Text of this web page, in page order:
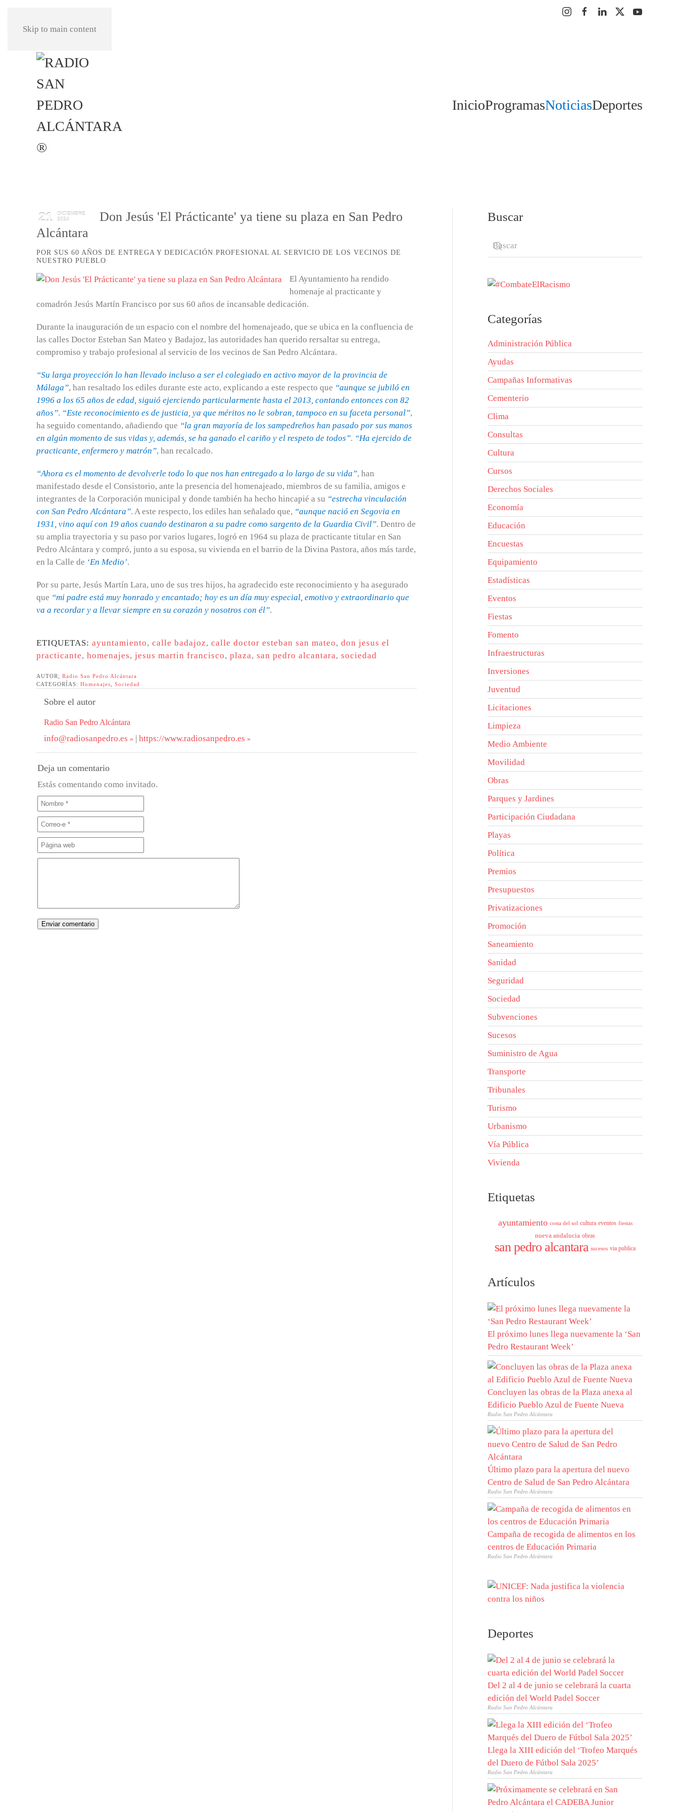
Skip to main content
InicioProgramasNoticiasDeportes
21
DICIEMBRE
2024
Don Jesús 'El Prácticante' ya tiene su plaza en San Pedro
Alcántara
POR SUS 60 AÑOS DE ENTREGA Y DEDICACIÓN PROFESIONAL AL SERVICIO DE LOS VECINOS DE
NUESTRO PUEBLO
El Ayuntamiento ha rendido
homenaje al practicante y
comadrón Jesús Martín Francisco por sus 60 años de incansable dedicación.
Durante la inauguración de un espacio con el nombre del homenajeado, que se ubica en la confluencia de
las calles Doctor Esteban San Mateo y Badajoz, las autoridades han querido rersaltar su entrega,
compromiso y trabajo profesional al servicio de los vecinos de San Pedro Alcántara.
“Su larga proyección lo han llevado incluso a ser el colegiado en activo mayor de la provincia de
Málaga”, han resaltado los ediles durante este acto, explicando a este respecto que “aunque se jubiló en
1996 a los 65 años de edad, siguió ejerciendo particularmente hasta el 2013, contando entonces con 82
años”. “Este reconocimiento es de justicia, ya que méritos no le sobran, tampoco en su faceta personal”,
ha seguido comentando, añadiendo que “la gran mayoría de los sampedreños han pasado por sus manos
en algún momento de sus vidas y, además, se ha ganado el cariño y el respeto de todos”. “Ha ejercido de
practicante, enfermero y matrón”, han recalcado.
“Ahora es el momento de devolverle todo lo que nos han entregado a lo largo de su vida”, han
manifestado desde el Consistorio, ante la presencia del homenajeado, miembros de su familia, amigos e
integrantes de la Corporación municipal y donde también ha hecho hincapié a su “estrecha vinculación
con San Pedro Alcántara”. A este respecto, los ediles han señalado que, “aunque nació en Segovia en
1931, vino aquí con 19 años cuando destinaron a su padre como sargento de la Guardia Civil”. Dentro de
su amplia trayectoria y su paso por varios lugares, logró en 1964 su plaza de practicante titular en San
Pedro Alcántara y compró, junto a su esposa, su vivienda en el barrio de la Divina Pastora, años más tarde,
en la Calle de ‘En Medio’.
Por su parte, Jesús Martín Lara, uno de sus tres hijos, ha agradecido este reconocimiento y ha asegurado
que “mi padre está muy honrado y encantado; hoy es un día muy especial, emotivo y extraordinario que
va a recordar y a llevar siempre en su corazón y nosotros con él”.
ETIQUETAS: ayuntamiento, calle badajoz, calle doctor esteban san mateo, don jesus el
practicante, homenajes, jesus martin francisco, plaza, san pedro alcantara, sociedad
AUTOR; Radio San Pedro Alcántara
CATEGORÍAS: Homenajes Sociedad
Sobre el autor
Radio San Pedro Alcántara
info@radiosanpedro.es | https://www.radiosanpedro.es
Deja un comentario
Estás comentando como invitado.
Buscar
Categorías
Administración Pública
Ayudas
Campañas Informativas
Cementerio
Clima
Consultas
Cultura
Cursos
Derechos Sociales
Economía
Educación
Encuestas
Equipamiento
Estadísticas
Eventos
Fiestas
Fomento
Infraestructuras
Inversiones
Juventud
Licitaciones
Limpieza
Medio Ambiente
Movilidad
Obras
Parques y Jardines
Participación Ciudadana
Playas
Política
Premios
Presupuestos
Privatizaciones
Promoción
Saneamiento
Sanidad
Seguridad
Sociedad
Subvenciones
Sucesos
Suministro de Agua
Transporte
Tribunales
Turismo
Urbanismo
Vía Pública
Vivienda
Etiquetas
ayuntamiento costa del sol cultura eventos fiestas
nueva andalucia obras
san pedro alcantara sucesos via publica
Artículos
El próximo lunes llega nuevamente la ‘San
Pedro Restaurant Week’
Concluyen las obras de la Plaza anexa al
Edificio Pueblo Azul de Fuente Nueva
Radio San Pedro Alcántara
Último plazo para la apertura del nuevo
Centro de Salud de San Pedro Alcántara
Radio San Pedro Alcántara
Campaña de recogida de alimentos en los
centros de Educación Primaria
Radio San Pedro Alcántara
Deportes
Del 2 al 4 de junio se celebrará la cuarta
edición del World Padel Soccer
Radio San Pedro Alcántara
Llega la XIII edición del ‘Trofeo Marqués
del Duero de Fútbol Sala 2025’
Radio San Pedro Alcántara